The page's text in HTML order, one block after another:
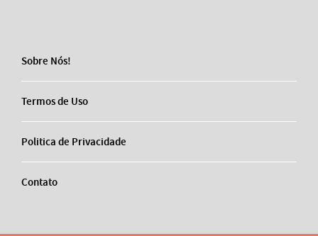
Sobre Nós!
Termos de Uso
Politica de Privacidade
Contato